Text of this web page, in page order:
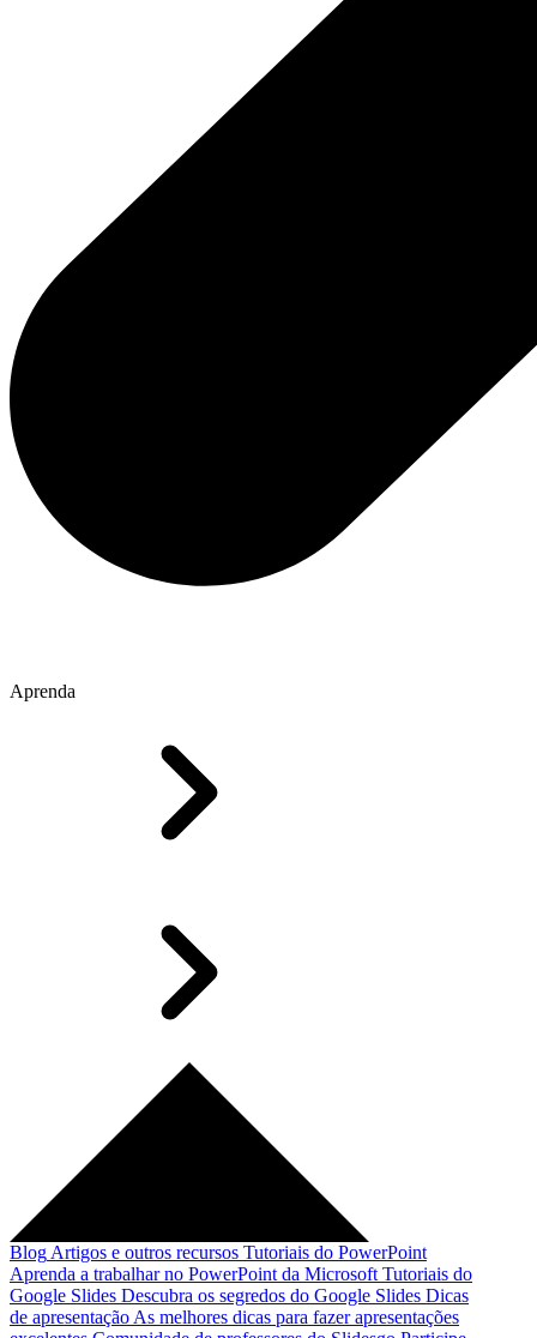
Aprenda
Blog Artigos e outros recursos Tutoriais do PowerPoint
Aprenda a trabalhar no PowerPoint da Microsoft Tutoriais do
Google Slides Descubra os segredos do Google Slides Dicas
de apresentação As melhores dicas para fazer apresentações